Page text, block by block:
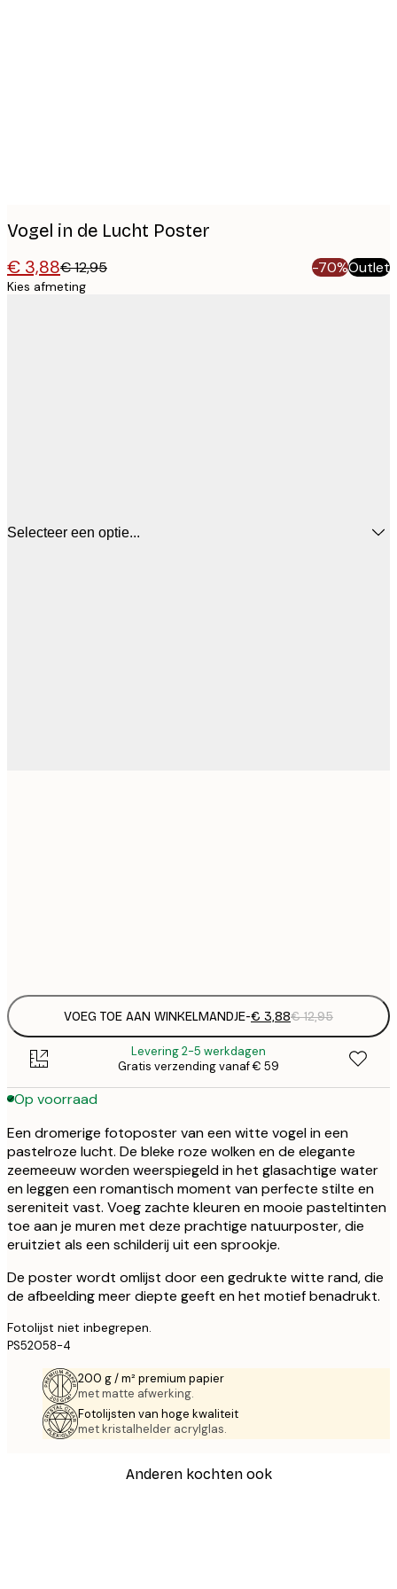
Vogel in de Lucht Poster
€ 3,88€ 12,95 -70%Outlet
Kies afmeting
Selecteer een optie...
VOEG TOE AAN WINKELMANDJE-€ 3,88€ 12,95
Levering 2-5 werkdagen
Gratis verzending vanaf € 59
Op voorraad
Een dromerige fotoposter van een witte vogel in een
pastelroze lucht. De bleke roze wolken en de elegante
zeemeeuw worden weerspiegeld in het glasachtige water
en leggen een romantisch moment van perfecte stilte en
sereniteit vast. Voeg zachte kleuren en mooie pasteltinten
toe aan je muren met deze prachtige natuurposter, die
eruitziet als een schilderij uit een sprookje.
De poster wordt omlijst door een gedrukte witte rand, die
de afbeelding meer diepte geeft en het motief benadrukt.
Fotolijst niet inbegrepen.
PS52058-4
200 g / m² premium papier
met matte afwerking.
Fotolijsten van hoge kwaliteit
met kristalhelder acrylglas.
Anderen kochten ook